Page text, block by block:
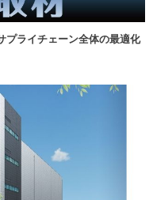
プライチェーン全体の最適化